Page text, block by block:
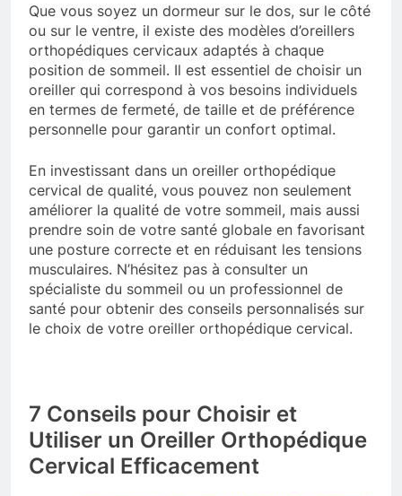
Que vous soyez un dormeur sur le dos, sur le côté
ou sur le ventre, il existe des modèles d’oreillers
orthopédiques cervicaux adaptés à chaque
position de sommeil. Il est essentiel de choisir un
oreiller qui correspond à vos besoins individuels
en termes de fermeté, de taille et de préférence
personnelle pour garantir un confort optimal.
En investissant dans un oreiller orthopédique
cervical de qualité, vous pouvez non seulement
améliorer la qualité de votre sommeil, mais aussi
prendre soin de votre santé globale en favorisant
une posture correcte et en réduisant les tensions
musculaires. N’hésitez pas à consulter un
spécialiste du sommeil ou un professionnel de
santé pour obtenir des conseils personnalisés sur
le choix de votre oreiller orthopédique cervical.
7 Conseils pour Choisir et
Utiliser un Oreiller Orthopédique
Cervical Efficacement